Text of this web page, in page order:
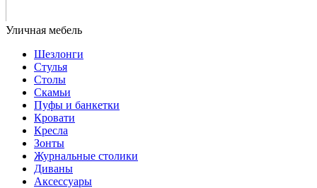
Шезлонги
Стулья
Столы
Скамьи
Пуфы и банкетки
Кровати
Кресла
Зонты
Журнальные столики
Диваны
Аксессуары